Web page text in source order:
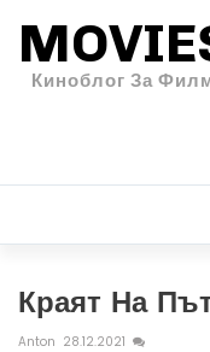
Киноблог За
Краят На
Anton 28.12.2021